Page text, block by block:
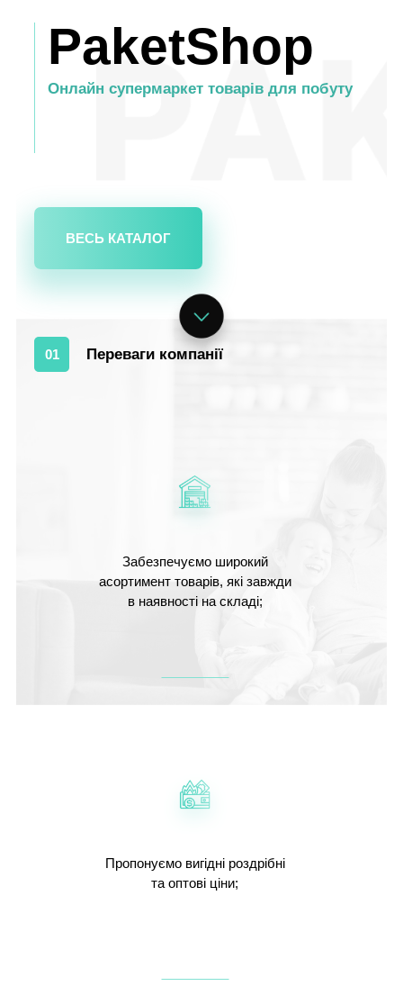
PaketShop
Онлайн супермаркет товарів для побуту
ВЕСЬ КАТАЛОГ
01 Переваги компанії
Забезпечуємо широкий
асортимент товарів, які завжди
в наявності на складі;
Пропонуємо вигідні роздрібні
та оптові ціни;